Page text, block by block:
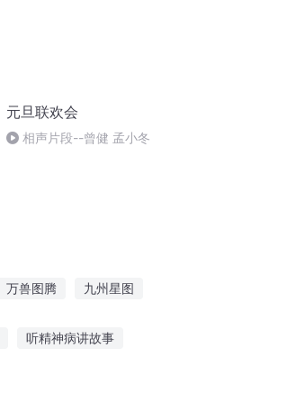
元旦联欢会
相声片段--曾健 孟小冬
万兽图腾 九州星图
听精神病讲故事